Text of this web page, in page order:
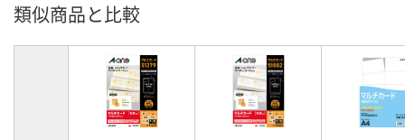
類似商品と比較